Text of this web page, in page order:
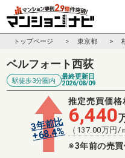
トップページ 東京都
ベルフォート西荻
駅徒歩3分圏内
最終更新日
2026/08/09
3年前比
+68.4%
推定売買価格
6,440
（ 137.00万円/
※3年前の売